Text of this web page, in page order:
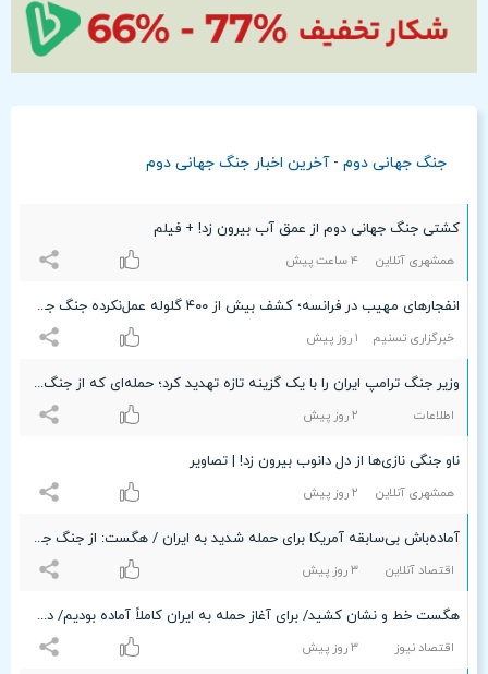
جنگ جهانی دوم - آخرین اخبار جنگ جهانی دوم
کشتی‌ جنگ جهانی دوم از عمق آب بیرون زد! + فیلم
همشهری آنلاین ۴ ساعت پيش
انفجارهای مهیب در فرانسه؛ کشف بیش از ۴۰۰ گلوله عمل‌نکرده جنگ جهانی دوم
خبرگزاری تسنیم ۱ روز پیش
وزیر جنگ ترامپ ایران را با یک گزینه تازه تهدید کرد؛ حمله‌ای که از جنگ جهانی دوم دیده نشده است
اطلاعات ۲ روز پیش
ناو جنگی نازی‌ها از دل دانوب بیرون زد! | تصاویر
همشهری آنلاین ۲ روز پیش
آماده‌باش بی‌سابقه آمریکا برای حمله شدید به ایران / هگست: از جنگ جهانی دوم تاکنون سابقه نداشته است
اقتصاد آنلاین ٣ روز پیش
هگست خط و نشان کشید/ برای آغاز حمله به ایران کاملاً آماده بودیم/ در سطحی از آمادگی قرار داریم که از زمان جنگ جهانی دوم تاکنون سابقه نداشته است
اقتصاد نیوز ٣ روز پیش